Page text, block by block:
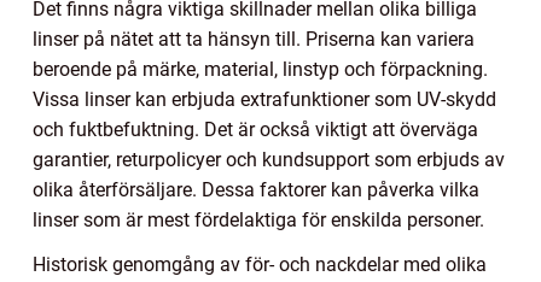
Det finns några viktiga skillnader mellan olika billiga
linser på nätet att ta hänsyn till. Priserna kan variera
beroende på märke, material, linstyp och förpackning.
Vissa linser kan erbjuda extrafunktioner som UV-skydd
och fuktbefuktning. Det är också viktigt att överväga
garantier, returpolicyer och kundsupport som erbjuds av
olika återförsäljare. Dessa faktorer kan påverka vilka
linser som är mest fördelaktiga för enskilda personer.
Historisk genomgång av för- och nackdelar med olika